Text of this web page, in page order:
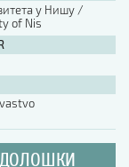
у Нишу /
of Nis